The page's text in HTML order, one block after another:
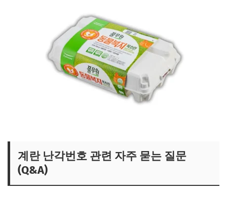
계란 난각번호 관련 자주 묻는 질문
(Q&A)